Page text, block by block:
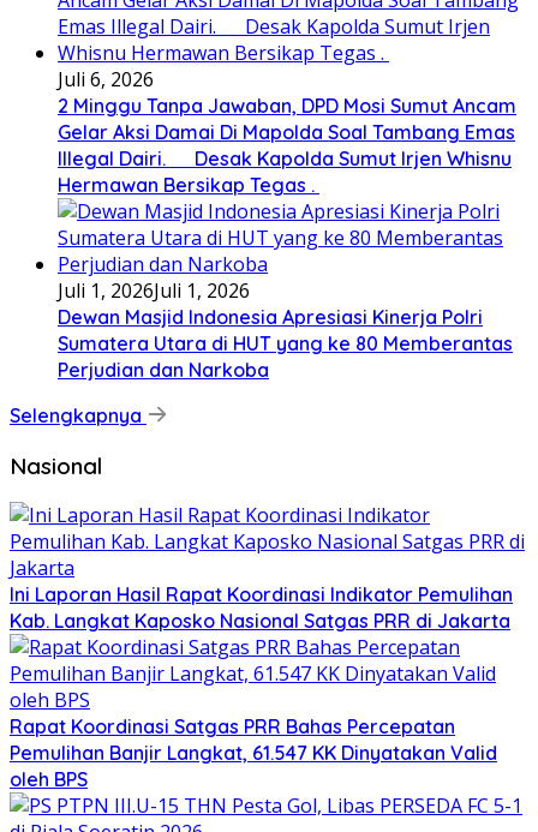
Juli 6, 2026
2 Minggu Tanpa Jawaban, DPD Mosi Sumut Ancam
Gelar Aksi Damai Di Mapolda Soal Tambang Emas
Illegal Dairi. Desak Kapolda Sumut Irjen Whisnu
Hermawan Bersikap Tegas .
Juli 1, 2026Juli 1, 2026
Dewan Masjid Indonesia Apresiasi Kinerja Polri
Sumatera Utara di HUT yang ke 80 Memberantas
Perjudian dan Narkoba
Selengkapnya
Nasional
Ini Laporan Hasil Rapat Koordinasi Indikator Pemulihan
Kab. Langkat Kaposko Nasional Satgas PRR di Jakarta
Rapat Koordinasi Satgas PRR Bahas Percepatan
Pemulihan Banjir Langkat, 61.547 KK Dinyatakan Valid
oleh BPS